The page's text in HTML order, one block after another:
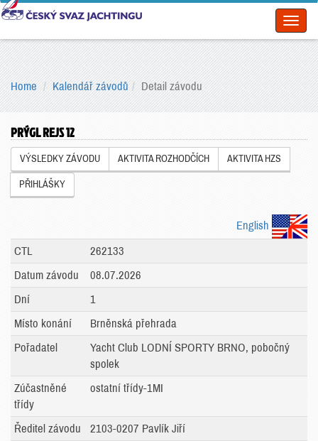
Home Kalendář závodů Detail závodu
PRÝGL REJS 12
VÝSLEDKY ZÁVODU AKTIVITA ROZHODČÍCH AKTIVITA HZS
PŘIHLÁŠKY
English
CTL
262133
Datum závodu
08.07.2026
Dní
1
Místo konání
Brněnská přehrada
Pořadatel
Yacht Club LODNÍ SPORTY BRNO, pobočný
spolek
Zúčastněné
třídy
ostatní třídy-1MI
Ředitel závodu
2103-0207 Pavlík Jiří